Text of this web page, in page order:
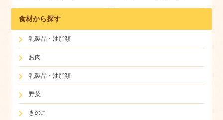
食材から探す
乳製品・油脂類
お肉
乳製品・油脂類
野菜
きのこ